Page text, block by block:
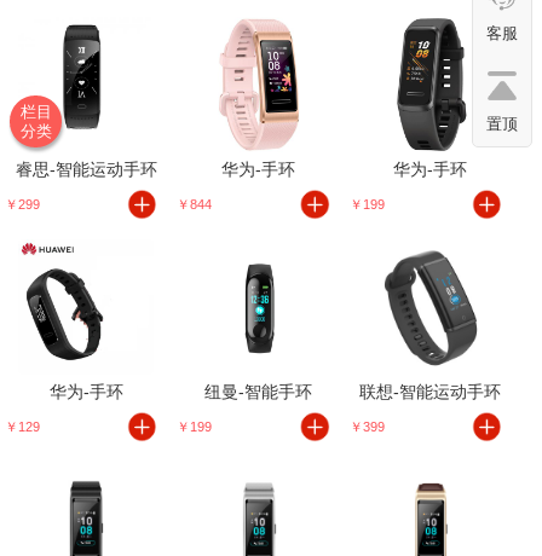
栏目
分类
睿思-智能运动手环
￥299
华为-手环
￥844
华为-手环
￥199
华为-手环
￥129
纽曼-智能手环
￥199
联想-智能运动手环
￥399
客服
置顶